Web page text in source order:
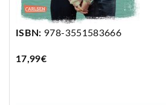
ISBN: 978-3551583666
17,99€